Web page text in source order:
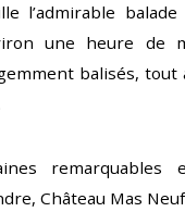
l’admirable
une heure de
balisés, tout
remarquables
Château Mas